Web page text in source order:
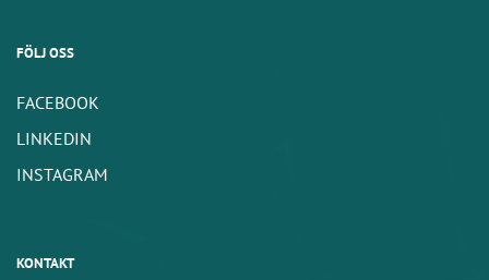
FÖLJ OSS
FACEBOOK
LINKEDIN
INSTAGRAM
KONTAKT